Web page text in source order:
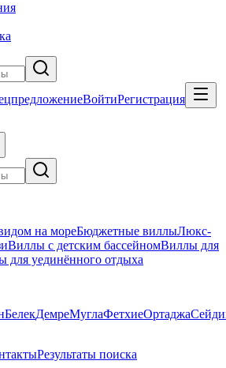
ВойтиРегистрация
на мореБюджетные виллыЛюкс-
Виллы с детским бассейномВиллы для
для уединённого отдыха
БелекДемреМуглаФетхиеОртаджа
Результаты поиска